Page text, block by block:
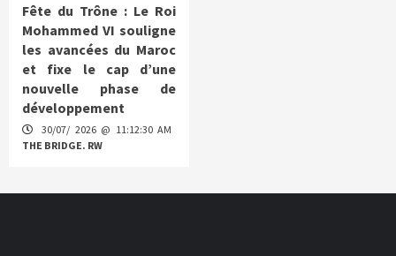
Fête du Trône : Le Roi
Mohammed VI souligne
les avancées du Maroc
et fixe le cap d’une
nouvelle phase de
développement
30/07/ 2026 @ 11:12:30 AM
THE BRIDGE. RW